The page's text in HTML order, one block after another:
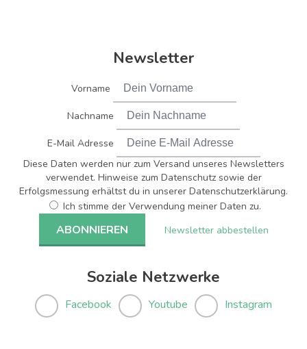
Newsletter
Vorname
Nachname
E-Mail Adresse
Diese Daten werden nur zum Versand unseres Newsletters
verwendet. Hinweise zum Datenschutz sowie der
Erfolgsmessung erhältst du in unserer Datenschutzerklärung.
Ich stimme der Verwendung meiner Daten zu.
Newsletter abbestellen
Soziale Netzwerke
Facebook Youtube Instagram